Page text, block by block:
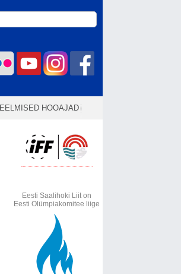
EELMISED HOOAJAD
Eesti Saalihoki Liit on
Eesti Olümpiakomitee liige